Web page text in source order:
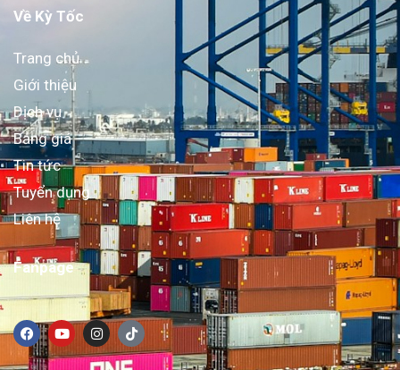
Về Kỳ Tốc
Trang chủ
Giới thiệu
Dịch vụ
Bảng giá
Tin tức
Tuyển dụng
Liên hệ
Fanpage